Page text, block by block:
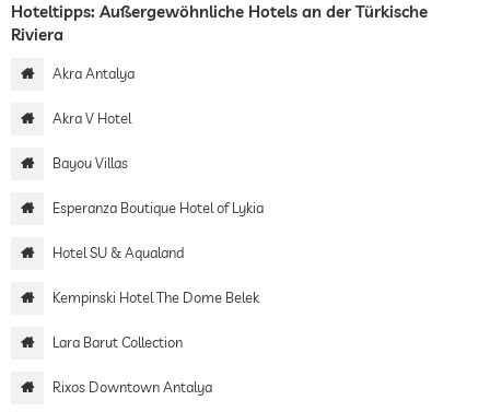
Hoteltipps: Außergewöhnliche Hotels an der Türkische
Riviera
Akra Antalya
Akra V Hotel
Bayou Villas
Esperanza Boutique Hotel of Lykia
Hotel SU & Aqualand
Kempinski Hotel The Dome Belek
Lara Barut Collection
Rixos Downtown Antalya